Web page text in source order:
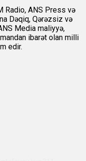
Radio, ANS Press və
Dəqiq, Qərəzsiz və
Media maliyyə,
ibarət olan milli
edir.